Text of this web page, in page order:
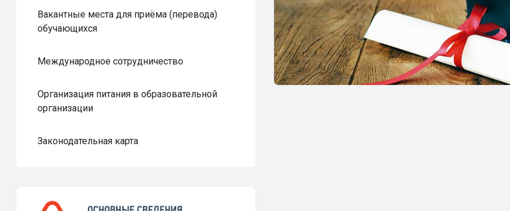
Вакантные места для приёма (перевода)
обучающихся
Международное сотрудничество
Организация питания в образовательной
организации
Законодательная карта